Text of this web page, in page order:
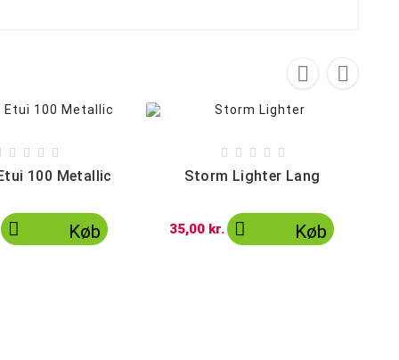
 
   
100 Metallic
 Køb
    
Storm Lighter Lang
35,00 kr.  Køb